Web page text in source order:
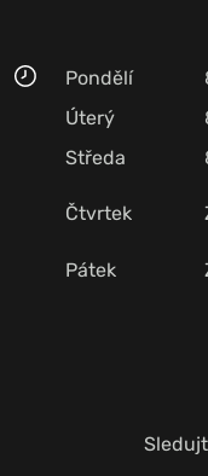
Pondělí
Úterý
Středa
Čtvrtek
Pátek